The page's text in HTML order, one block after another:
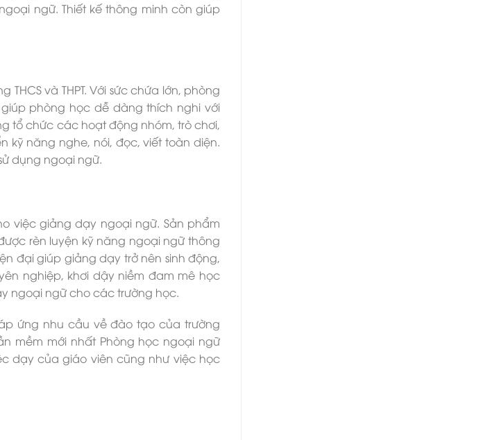
ngữ. Thiết kế thông minh còn giúp
và THPT. Với sức chứa lớn, phòng
phòng học dễ dàng thích nghi với
tổ chức các hoạt động nhóm, trò chơi,
kỹ năng nghe, nói, đọc, viết toàn diện.
dụng ngoại ngữ.
việc giảng dạy ngoại ngữ. Sản phẩm
rèn luyện kỹ năng ngoại ngữ thông
đại giúp giảng dạy trở nên sinh động,
nghiệp, khơi dậy niềm đam mê học
ngoại ngữ cho các trường học.
ứng nhu cầu về đào tạo của trường
mềm mới nhất Phòng học ngoại ngữ
dạy của giáo viên cũng như việc học